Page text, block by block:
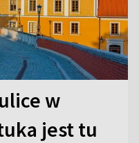
w
jest tu